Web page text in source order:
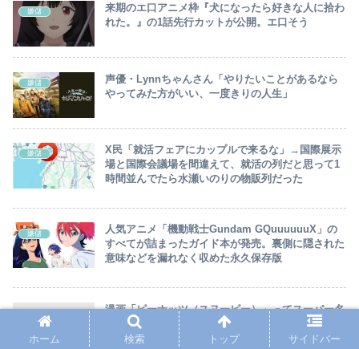
嫌儲
来期のエ口アニメ枠『犬になったら好きな人に拾わ
れた。』の1話先行カットが公開。エ口そう
嫌儲
声優・Lynnちゃんさん「やりたいことがあるなら
やってみた方がいい、一度きりの人生」
嫌儲
X民「就活フェアにカップルで来るな」→国際展示
場と国際会議場を間違えて、就活の列だと思って1
時間並んでたら水瀬いのりの物販列だった
嫌儲
人気アニメ「機動戦士Gundam GQuuuuuuX」の
すべてが詰まったガイド本が発売。裏側に隠された
意味などを漏れなく収めた永久保存版
漫画「ピーナッツ（スヌーピー）」ってスーパー名
作なのに嫌儲で語ってるやつ居ないよな⋯
ホーム
検索 トップ サイドバー